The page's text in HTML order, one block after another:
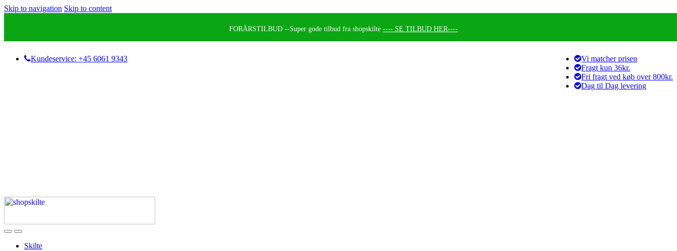
Skip to navigation Skip to content
FORÅRSTILBUD --Super gode tilbud fra shopskilte ---- SE TILBUD HER----
Kundeservice: +45 6061 9343
Vi matcher prisen
Fragt kun 36kr.
Fri fragt ved køb over 800kr.
Dag til Dag levering
Skilte